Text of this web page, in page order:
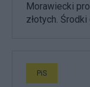
Morawiecki
złotych.
PiS